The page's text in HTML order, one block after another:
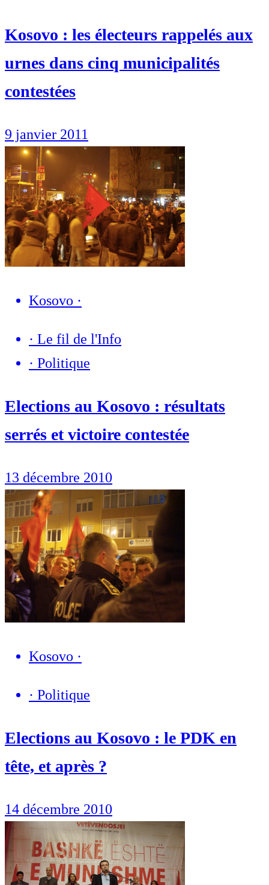
Kosovo : les électeurs rappelés aux
urnes dans cinq municipalités
contestées
9 janvier 2011
Kosovo ·
· Le fil de l'Info
· Politique
Elections au Kosovo : résultats
serrés et victoire contestée
13 décembre 2010
Kosovo ·
· Politique
Elections au Kosovo : le PDK en
tête, et après ?
14 décembre 2010